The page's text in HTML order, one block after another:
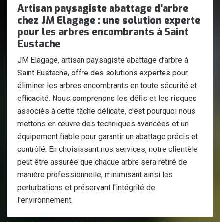
Artisan paysagiste abattage d'arbre
chez JM Elagage : une solution experte
pour les arbres encombrants à Saint
Eustache
JM Elagage, artisan paysagiste abattage d’arbre à
Saint Eustache, offre des solutions expertes pour
éliminer les arbres encombrants en toute sécurité et
efficacité. Nous comprenons les défis et les risques
associés à cette tâche délicate, c'est pourquoi nous
mettons en œuvre des techniques avancées et un
équipement fiable pour garantir un abattage précis et
contrôlé. En choisissant nos services, notre clientèle
peut être assurée que chaque arbre sera retiré de
manière professionnelle, minimisant ainsi les
perturbations et préservant l'intégrité de
l'environnement.